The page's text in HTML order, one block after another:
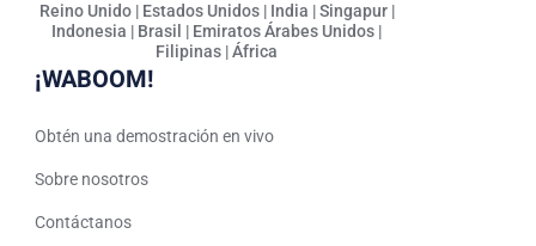
Reino Unido | Estados Unidos | India | Singapur |
Indonesia | Brasil | Emiratos Árabes Unidos |
Filipinas | África
¡WABOOM!
Obtén una demostración en vivo
Sobre nosotros
Contáctanos
Spanish (Mexico)